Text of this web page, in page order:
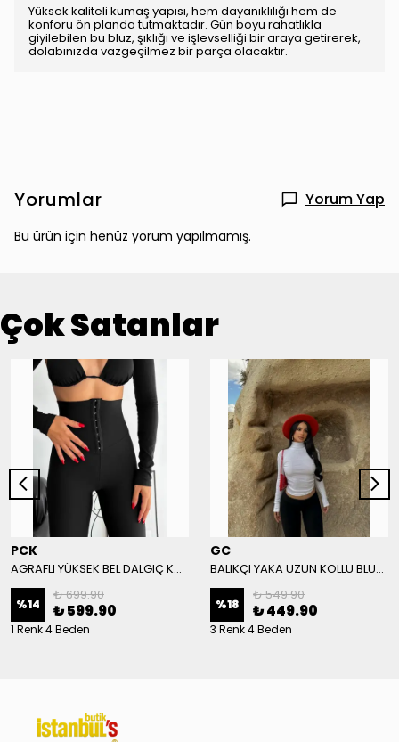
Yüksek kaliteli kumaş yapısı, hem dayanıklılığı hem de
konforu ön planda tutmaktadır. Gün boyu rahatlıkla
giyilebilen bu bluz, şıklığı ve işlevselliği bir araya getirerek,
dolabınızda vazgeçilmez bir parça olacaktır.
Yorumlar Yorum Yap
Bu ürün için henüz yorum yapılmamış.
Çok Satanlar
PCK
AGRAFLI YÜKSEK BEL DALGIÇ KUMAŞ TAYT - Siyah
%14
₺ 699.90
₺ 599.90
1 Renk 4 Beden
GC
BALIKÇI YAKA UZUN KOLLU BLUZ - Beyaz
%18
₺ 549.90
₺ 449.90
3 Renk 4 Beden